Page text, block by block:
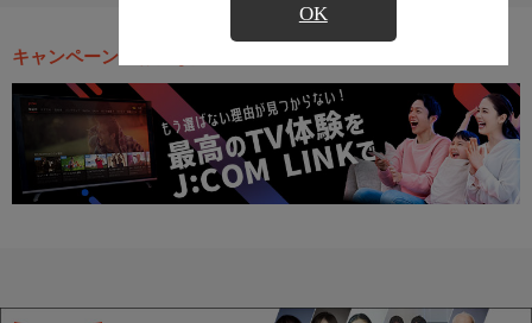
OK
キャンペーン・お得な情報